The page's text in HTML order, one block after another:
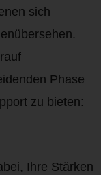
sich
Phase
zu bieten:
Ihre Stärken